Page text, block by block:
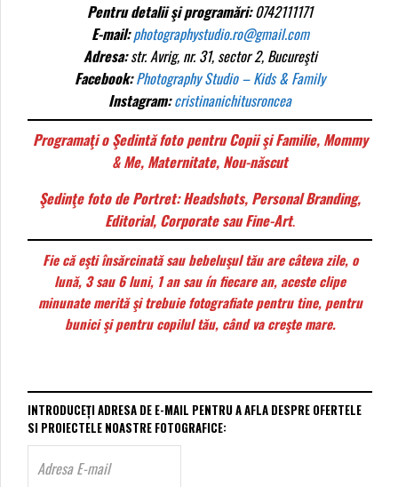
Pentru detalii şi programări:0742111171
E-mail: photographystudio.ro@gmail.com
Adresa:str. Avrig, nr. 31, sector 2, Bucureşti
Facebook: Photography Studio – Kids & Family
Instagram: cristinanichitusroncea
Programaţi o Şedintă fotopentru Copii şi Familie, Mommy
& Me, Maternitate, Nou-născut
Şedinţe foto de Portret: Headshots, Personal Branding,
Editorial, Corporate sauFine-Art.
Fie că eşti însărcinată sau bebeluşul tău are câteva zile, o
lună, 3 sau 6 luni, 1 an sau ín fiecare an, aceste clipe
minunate merită şi trebuie fotografiate pentru tine, pentru
bunici şi pentru copilul tău, când va creşte mare.
INTRODUCEȚI ADRESA DE E-MAIL PENTRU A AFLA DESPRE OFERTELE
SI PROIECTELE NOASTRE FOTOGRAFICE: